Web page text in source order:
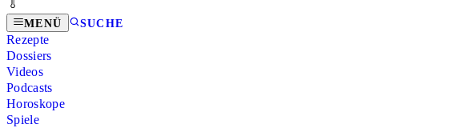
MENÜ SUCHE
Rezepte
Dossiers
Videos
Podcasts
Horoskope
Spiele